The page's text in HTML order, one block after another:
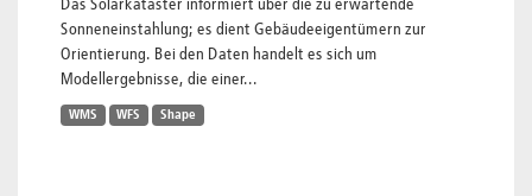
Das Solarkataster informiert über die zu erwartende
Sonneneinstahlung; es dient Gebäudeeigentümern zur
Orientierung. Bei den Daten handelt es sich um
Modellergebnisse, die einer...
WMS WFS Shape